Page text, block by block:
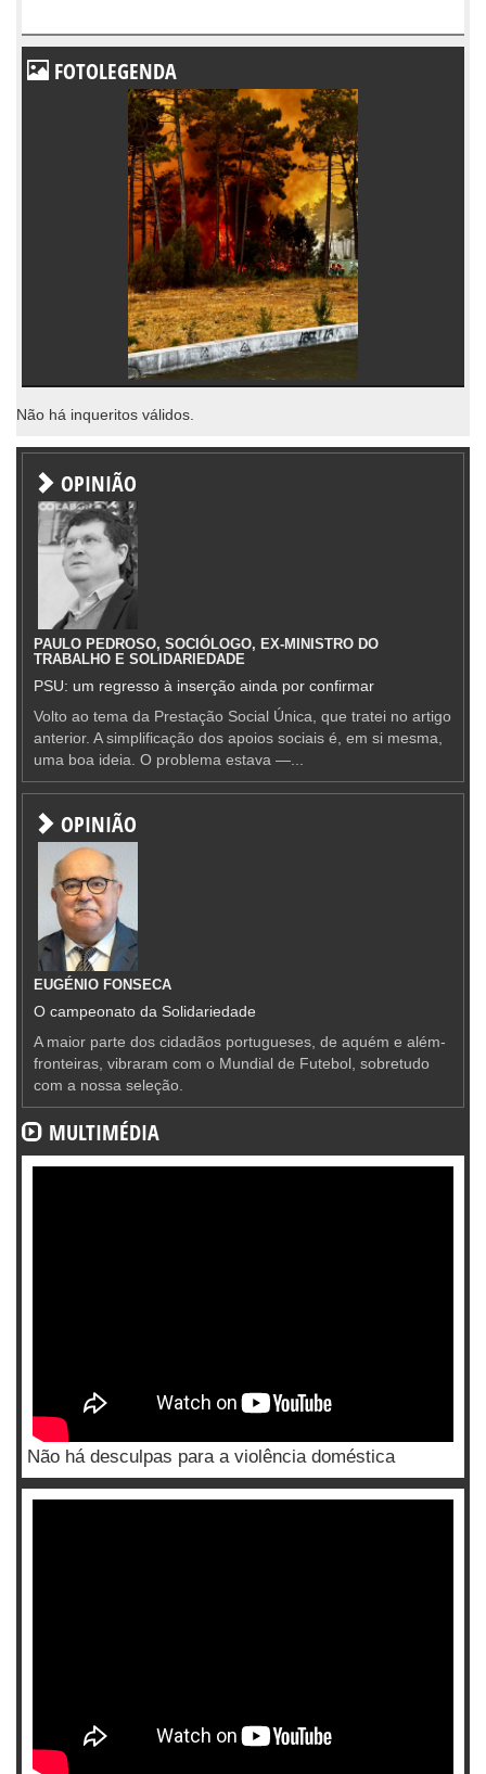
FOTOLEGENDA
Não há inqueritos válidos.
OPINIÃO
PAULO PEDROSO, SOCIÓLOGO, EX-MINISTRO DO
TRABALHO E SOLIDARIEDADE
PSU: um regresso à inserção ainda por confirmar
Volto ao tema da Prestação Social Única, que tratei no artigo
anterior. A simplificação dos apoios sociais é, em si mesma,
uma boa ideia. O problema estava —...
OPINIÃO
EUGÉNIO FONSECA
O campeonato da Solidariedade
A maior parte dos cidadãos portugueses, de aquém e além-
fronteiras, vibraram com o Mundial de Futebol, sobretudo
com a nossa seleção.
MULTIMÉDIA
Não há desculpas para a violência doméstica